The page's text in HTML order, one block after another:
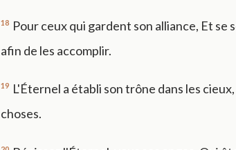
18 Pour ceux qui gardent son alliance, Et
afin de les accomplir.
19 L'Éternel a établi son trône dans les
choses.